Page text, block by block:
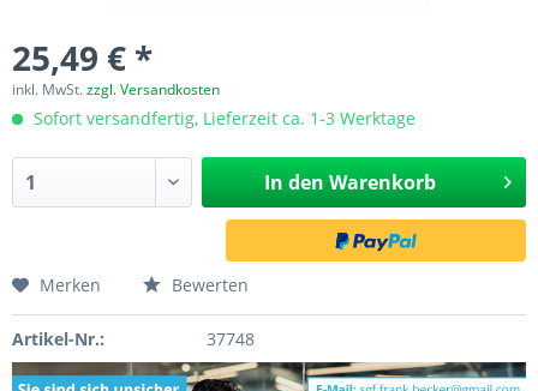
25,49 € *
inkl. MwSt.zzgl. Versandkosten
Sofort versandfertig, Lieferzeit ca. 1-3 Werktage
In den Warenkorb
Merken Bewerten
Artikel-Nr.: 37748